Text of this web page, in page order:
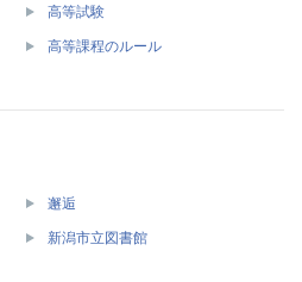
高等試験
高等課程のルール
邂逅
新潟市立図書館